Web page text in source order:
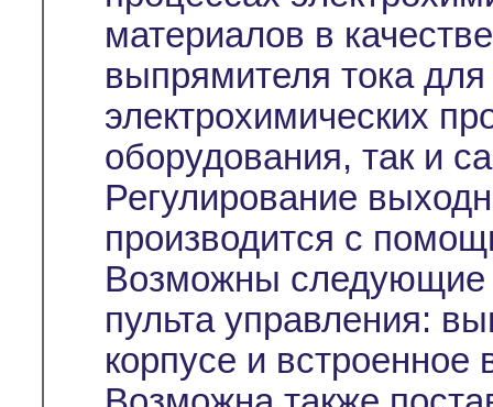
материалов в
выпрямителя тока для
электрохимических
оборудования, так и
Регулирование
производится с
Возможны следующие
пульта управления:
корпусе и встроенное